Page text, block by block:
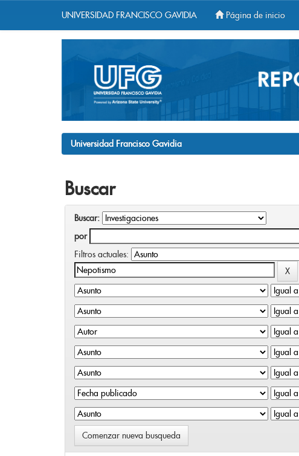
UNIVERSIDAD FRANCISCO GAVIDIA Página de inicio
Universidad Francisco Gavidia
Buscar
Buscar:
por
Filtros actuales:
Comenzar nueva busqueda